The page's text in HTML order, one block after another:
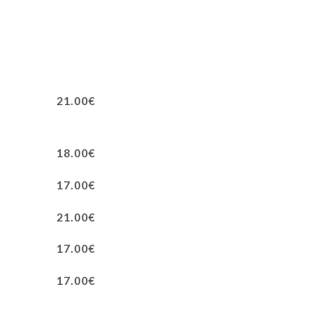
21.00€
18.00€
17.00€
21.00€
17.00€
17.00€